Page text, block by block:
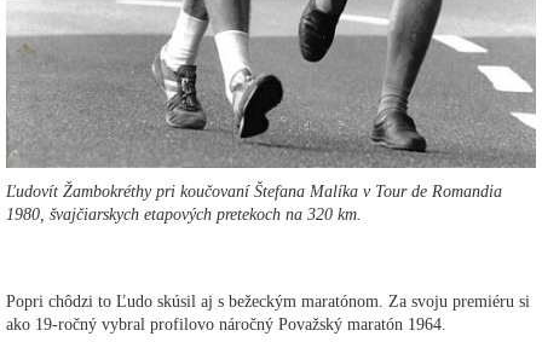
Ľudovít Žambokréthy pri koučovaní Štefana Malíka v Tour de Romandia
1980, švajčiarskych etapových pretekoch na 320 km.
Popri chôdzi to Ľudo skúsil aj s bežeckým maratónom. Za svoju premiéru si
ako 19-ročný vybral profilovo náročný Považský maratón 1964.